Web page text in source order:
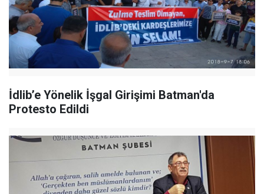
İdlib’e Yönelik İşgal Girişimi Batman'da
Protesto Edildi